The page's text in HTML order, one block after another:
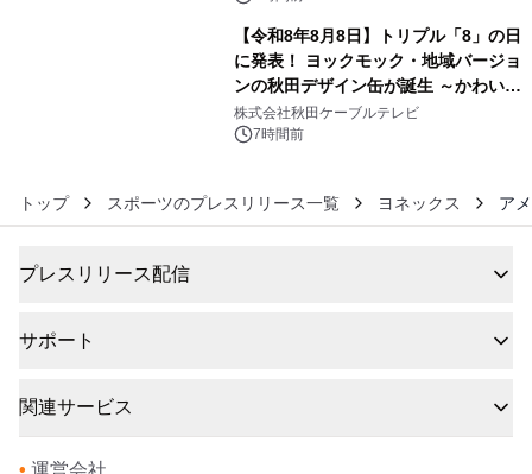
【令和8年8月8日】トリプル「8」の日
に発表！ ヨックモック・地域バージョ
ンの秋田デザイン缶が誕生 ～かわいい
秋田犬の子犬と秋田の四季と名所を巡
るパッケージ～ 9月1日(火)秋田県内で
株式会社秋田ケーブルテレビ
7時間前
トップ スポーツのプレスリリース一覧 ヨネックス ア
プレスリリース配信
サポート
関連サービス
• 運営会社